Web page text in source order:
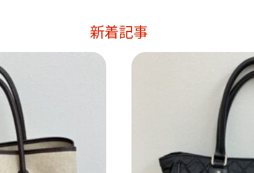
新着記事